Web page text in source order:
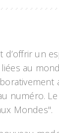
un
au
numéro.
Mondes".